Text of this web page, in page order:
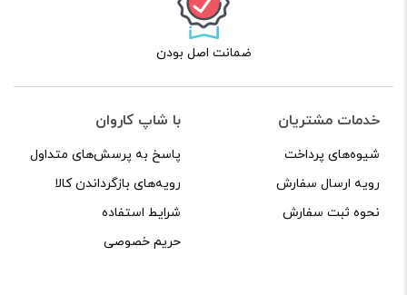
ضمانت اصل بودن
خدمات مشتریان
شیوه‌های پرداخت
رویه ارسال سفارش
نحوه ثبت سفارش
با شاپ کاروان
پاسخ به پرسش‌های متداول
رویه‌های بازگرداندن کالا
شرایط استفاده
حریم خصوصی